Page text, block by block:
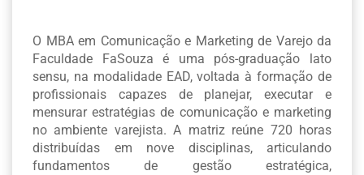
O MBA em Comunicação e Marketing de Varejo da
Faculdade FaSouza é uma pós-graduação lato
sensu, na modalidade EAD, voltada à formação de
profissionais capazes de planejar, executar e
mensurar estratégias de comunicação e marketing
no ambiente varejista. A matriz reúne 720 horas
distribuídas em nove disciplinas, articulando
fundamentos de gestão estratégica,